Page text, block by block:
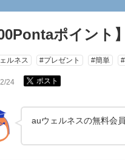
ポイン
ルネス #プレゼント #簡単
24 ポスト
auウェルネスの無料会